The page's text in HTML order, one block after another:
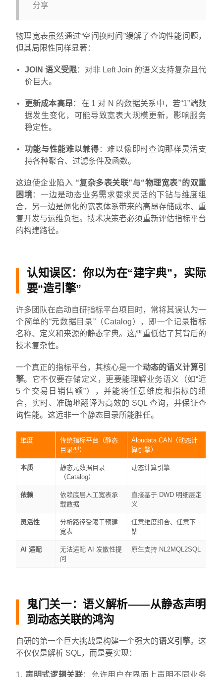
分享
物理宽表虽然通过“空间换时间”缓解了查询性能问题，
但其局限性同样显著：
JOIN 语义受限：对非 Left Join 的语义支持复杂且代
价巨大。
更新成本高昂 ：在 1 对 N 的数据关系中，若“1”端数
据发生变化，可能导致宽表大规模更新，影响服务
稳定性。
功能与性能难以兼得 ：难以像即时查询那样灵活支
持各种聚合、过滤条件及函数。
这迫使企业陷入 “复杂多表关联”与“物理宽表”的双重
困境：一边是动态业务需求要求灵活的下钻与维度组
合，另一边是僵化的宽表体系带来的高昂存储成本、重
复开发与运维负担。技术决策者必须重新评估指标平台
的构建路径。
认知误区：你以为在“建字典”，实际
要“造引擎”
许多团队在启动自研指标平台项目时，常将其误认为一
个简单的“元数据目录”（Catalog），即一个记录指标
名称、定义和来源的静态字典。这严重低估了其背后的
技术复杂性。
一个真正的指标平台，其核心是一个动态的语义计算引
擎。它不仅要存储定义，更要能理解业务语义（如“近
5 个交易日销售额”），并能将任意维度和指标的组
合，实时、准确地翻译为高效的 SQL 查询，并保证查
询性能。这远非一个静态目录所能胜任。
维度
传统指标平台（静态
目录型）
Aloudata CAN（动态计
算引擎）
本质
静态元数据目录
（Catalog）
动态计算引擎
依赖
依赖底层人工宽表承
载数据
直接基于 DWD 明细层定
义
灵活性
分析路径受限于预建
宽表
任意维度组合、任意下
钻
AI 适配
无法适配 AI 发散性提
问
原生支持 NL2MQL2SQL
鬼门关一：语义解析——从静态声明
到动态关联的鸿沟
自研的第一个巨大挑战是构建一个强大的语义引擎。这
不仅仅是解析 SQL，而是要实现：
声明式逻辑关联：允许用户在界面上声明不同业务